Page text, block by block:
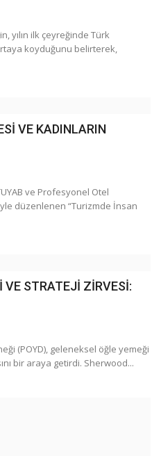
yılın ilk çeyreğinde Türk
koyduğunu belirterek,
VE KADINLARIN
ve Profesyonel Otel
düzenlenen “Turizmde İnsan
VE STRATEJİ ZİRVESİ:
(POYD), geleneksel öğle yemeği
bir araya getirdi. Sherwood...